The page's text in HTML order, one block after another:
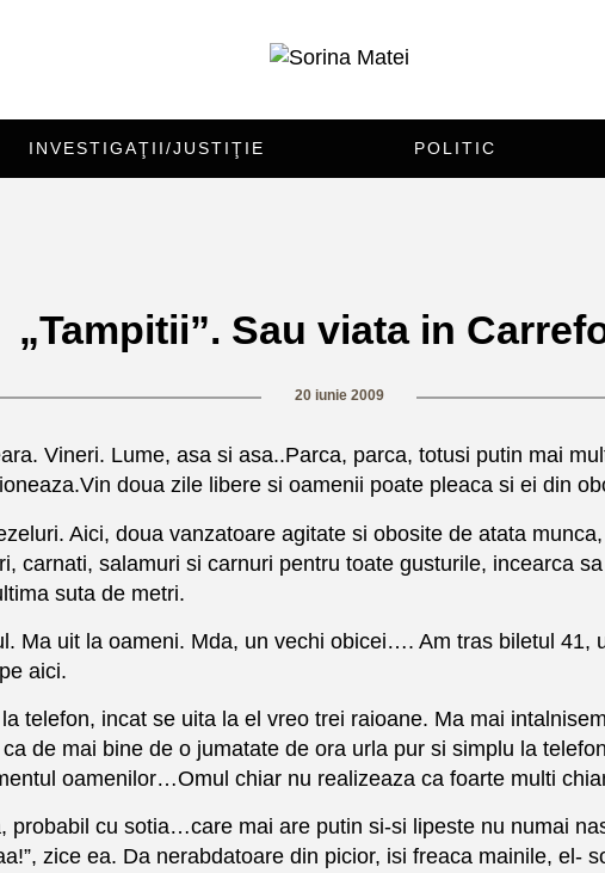
INVESTIGAŢII/JUSTIŢIE POLITIC
„Tampitii”. Sau viata in
20 iunie 2009
Vineri. Lume, asa si asa..Parca, parca, totusi putin mai
doua zile libere si oamenii poate pleaca si ei din
Aici, doua vanzatoare agitate si obosite de atata
carnati, salamuri si carnuri pentru toate gusturile, incearca
suta de metri.
Ma uit la oameni. Mda, un vechi obicei…. Am tras biletul 41,
aici.
telefon, incat se uita la el vreo trei raioane. Ma mai
de mai bine de o jumatate de ora urla pur si simplu la
oamenilor…Omul chiar nu realizeaza ca foarte multi
probabil cu sotia…care mai are putin si-si lipeste nu numai
zice ea. Da nerabdatoare din picior, isi freaca mainile, el-